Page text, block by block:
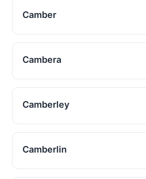
Camber
Cambera
Camberley
Camberlin